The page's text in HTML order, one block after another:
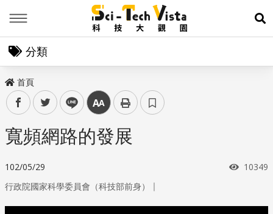
展
分類
首頁
facebooktwitter line 中
寬頻網路的發展
102/05/29 瀏覽次
10349
行政院國家科學委員會（科技部前身） ｜